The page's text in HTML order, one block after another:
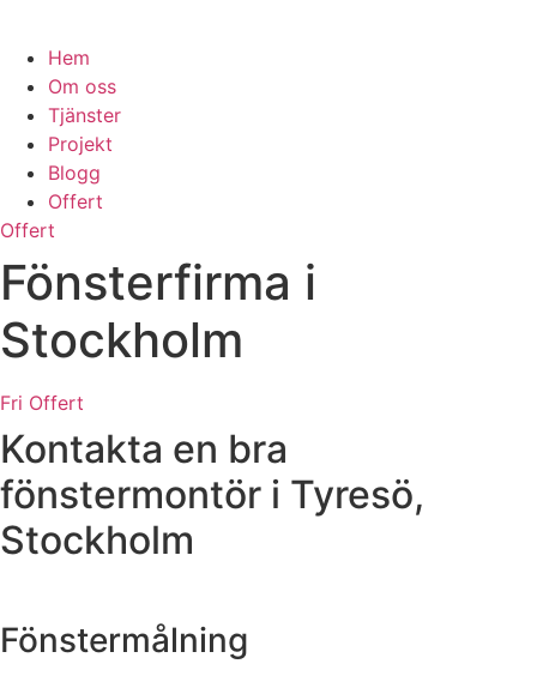
Hem
Om oss
Tjänster
Projekt
Blogg
Offert
Offert
Fönsterfirma i
Stockholm
Fri Offert
Kontakta en bra
fönstermontör i Tyresö,
Stockholm
Fönstermålning